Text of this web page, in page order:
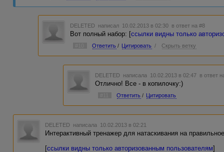
Вуаля – все случайные двойные, тройные… и т.д.
DELETED написал 10.02.2013 в 02:30 в ответ на #8
Вот полный набор: [ссылки видны только
Ответить / Цитировать / Скрыть ветку
DELETED написала 10.02.2013 в 02:47 в ответ
Отлично! Все - в копилочку:)
Ответить / Цитировать
DELETED написала 10.02.2013 в 02:21
Интерактивный тренажер для натаскивания на
[ссылки видны только авторизованным пользователям]